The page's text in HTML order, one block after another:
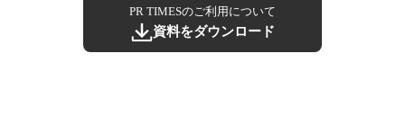
PR TIMESのご利用について
資料をダウンロード